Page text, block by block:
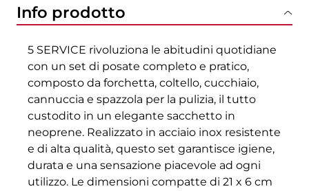
Info prodotto
5 SERVICE rivoluziona le abitudini quotidiane
con un set di posate completo e pratico,
composto da forchetta, coltello, cucchiaio,
cannuccia e spazzola per la pulizia, il tutto
custodito in un elegante sacchetto in
neoprene. Realizzato in acciaio inox resistente
e di alta qualità, questo set garantisce igiene,
durata e una sensazione piacevole ad ogni
utilizzo. Le dimensioni compatte di 21 x 6 cm